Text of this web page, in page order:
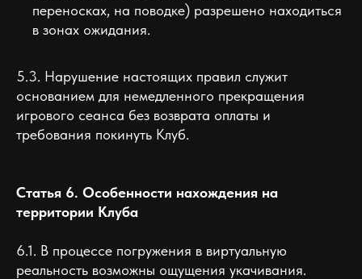
переносках, на поводке) разрешено находиться
в зонах ожидания.
5.3. Нарушение настоящих правил служит
основанием для немедленного прекращения
игрового сеанса без возврата оплаты и
требования покинуть Клуб.
Статья 6. Особенности нахождения на
территории Клуба
6.1. В процессе погружения в виртуальную
реальность возможны ощущения укачивания.